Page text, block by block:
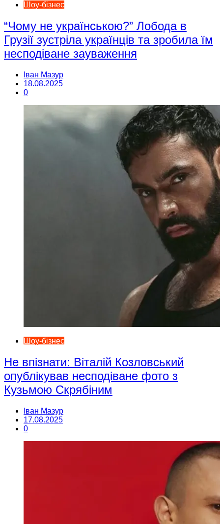
Шоу-бізнес
“Чому не українською?” Лобода в
Грузії зустріла українців та зробила їм
несподіване зауваження
Іван Мазур
18.08.2025
0
Шоу-бізнес
Не впізнати: Віталій Козловський
опублікував несподіване фото з
Кузьмою Скрябіним
Іван Мазур
17.08.2025
0